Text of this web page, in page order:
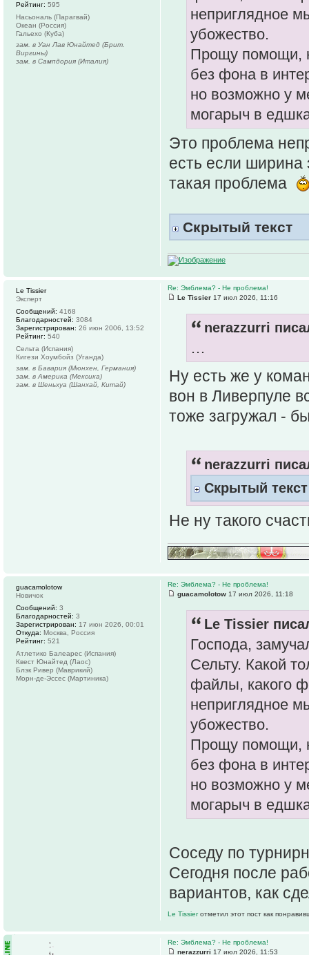
неприглядное
убожество.
Прощу помощи,
без фона в
но возможно у
могарыч в
Это проблема
есть если ширина
такая проблема
Скрытый текст
Рейтинг: 595
Насьональ (Парагвай)
Океан (Россия)
Гальехо (Куба)
зам. в Уан Лав Юнайтед (Брит.
Виргины)
зам. в Сампдория (Италия)
Re: Эмблема? - Не проблема!
Le Tissier 17 июл 2026, 11:16
nerazzurri
…
Ну есть же у
вон в Ливерпуле
тоже загружал -
nerazzurri
Скрытый текст
Не ну такого
Le Tissier
Эксперт
Сообщений: 4168
Благодарностей: 3084
Зарегистрирован: 26 июн 2006, 13:52
Рейтинг: 540
Сельта (Испания)
Кигези Хоумбойз (Уганда)
зам. в Бавария (Мюнхен, Германия)
зам. в Америка (Мексика)
зам. в Шеньхуа (Шанхай, Китай)
Re: Эмблема? - Не проблема!
guacamolotow 17 июл 2026, 11:18
Le Tissier
Господа,
Сельту. Какой
файлы, какого
неприглядное
убожество.
Прощу помощи,
без фона в
но возможно у
могарыч в
Соседу по
Сегодня после
вариантов, как
Le Tissierотметил этот пост как
guacamolotow
Новичок
Сообщений: 3
Благодарностей: 3
Зарегистрирован: 17 июн 2026, 00:01
Откуда: Москва, Россия
Рейтинг: 521
Атлетико Балеарес (Испания)
Квест Юнайтед (Лаос)
Блэк Ривер (Маврикий)
Морн-де-Эссес (Мартиника)
Re: Эмблема? - Не проблема!
nerazzurri 17 июл 2026, 11:53